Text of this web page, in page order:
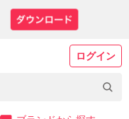
ログイン